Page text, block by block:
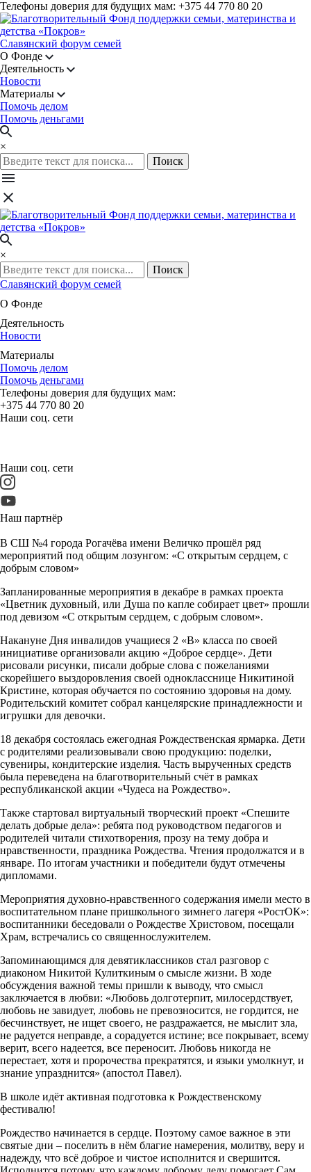
Телефоны доверия для будущих мам: +375 44 770 80 20
Славянский форум семей
О Фонде
Деятельность
Новости
Материалы
Помочь делом
Помочь деньгами
×
Поиск
×
Поиск
Славянский форум семей
О Фонде
Деятельность
Новости
Материалы
Помочь делом
Помочь деньгами
Телефоны доверия для будущих мам:
+375 44 770 80 20
Наши соц. сети
Наши соц. сети
Наш партнёр
В СШ №4 города Рогачёва имени Величко прошёл ряд
мероприятий под общим лозунгом: «С открытым сердцем, с
добрым словом»
Запланированные мероприятия в декабре в рамках проекта
«Цветник духовный, или Душа по капле собирает цвет» прошли
под девизом «С открытым сердцем, с добрым словом».
Накануне Дня инвалидов учащиеся 2 «В» класса по своей
инициативе организовали акцию «Доброе сердце». Дети
рисовали рисунки, писали добрые слова с пожеланиями
скорейшего выздоровления своей однокласснице Никитиной
Кристине, которая обучается по состоянию здоровья на дому.
Родительский комитет собрал канцелярские принадлежности и
игрушки для девочки.
18 декабря состоялась ежегодная Рождественская ярмарка. Дети
с родителями реализовывали свою продукцию: поделки,
сувениры, кондитерские изделия. Часть вырученных средств
была переведена на благотворительный счёт в рамках
республиканской акции «Чудеса на Рождество».
Также стартовал виртуальный творческий проект «Спешите
делать добрые дела»: ребята под руководством педагогов и
родителей читали стихотворения, прозу на тему добра и
нравственности, праздника Рождества. Чтения продолжатся и в
январе. По итогам участники и победители будут отмечены
дипломами.
Мероприятия духовно-нравственного содержания имели место в
воспитательном плане пришкольного зимнего лагеря «РостОК»:
воспитанники беседовали о Рождестве Христовом, посещали
Храм, встречались со священнослужителем.
Запоминающимся для девятиклассников стал разговор с
диаконом Никитой Кулиткиным о смысле жизни. В ходе
обсуждения важной темы пришли к выводу, что смысл
заключается в любви: «Любовь долготерпит, милосердствует,
любовь не завидует, любовь не превозносится, не гордится, не
бесчинствует, не ищет своего, не раздражается, не мыслит зла,
не радуется неправде, а сорадуется истине; все покрывает, всему
верит, всего надеется, все переносит. Любовь никогда не
перестает, хотя и пророчества прекратятся, и языки умолкнут, и
знание упразднится» (апостол Павел).
В школе идёт активная подготовка к Рождественскому
фестивалю!
Рождество начинается в сердце. Поэтому самое важное в эти
святые дни – поселить в нём благие намерения, молитву, веру и
надежду, что всё доброе и чистое исполнится и свершится.